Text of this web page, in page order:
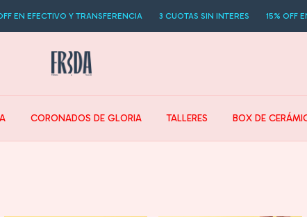
Y TRANSFERENCIA 3 CUOTAS SIN INTERES 15% OFF EN
CORONADOS DE GLORIA TALLERES BOX DE